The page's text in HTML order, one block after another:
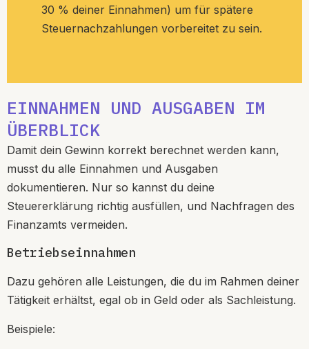
30 % deiner Einnahmen) um für spätere
Steuernachzahlungen vorbereitet zu sein.
EINNAHMEN UND AUSGABEN IM
ÜBERBLICK
Damit dein Gewinn korrekt berechnet werden kann,
musst du alle Einnahmen und Ausgaben
dokumentieren. Nur so kannst du deine
Steuererklärung richtig ausfüllen, und Nachfragen des
Finanzamts vermeiden.
Betriebseinnahmen
Dazu gehören alle Leistungen, die du im Rahmen deiner
Tätigkeit erhältst, egal ob in Geld oder als Sachleistung.
Beispiele: